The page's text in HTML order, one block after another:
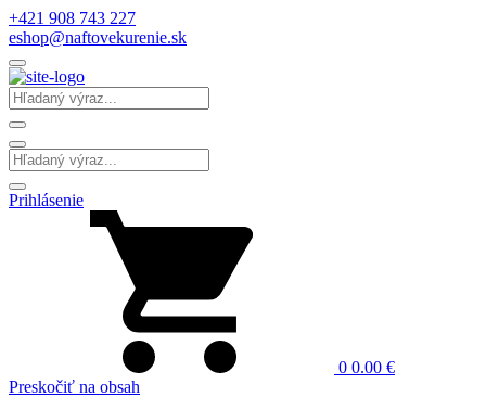
+421 908 743 227
eshop@naftovekurenie.sk
Prihlásenie
0 0.00 €
Preskočiť na obsah